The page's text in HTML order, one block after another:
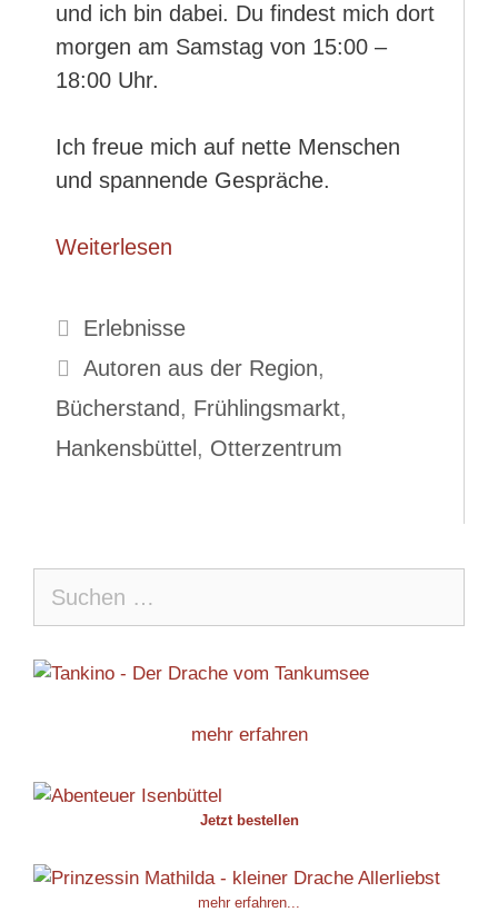
und ich bin dabei. Du findest mich dort
morgen am Samstag von 15:00 –
18:00 Uhr.
Ich freue mich auf nette Menschen
und spannende Gespräche.
Weiterlesen
Kategorien
Erlebnisse
Schlagwörter
Autoren aus der Region,
Bücherstand , Frühlingsmarkt,
Hankensbüttel , Otterzentrum
nach:
mehr erfahren
Jetzt bestellen
mehr erfahren...